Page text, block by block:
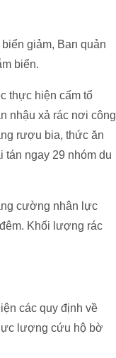
giảm, Ban quản
biển.
thực hiện cấm tổ
nhậu xả rác nơi công
rượu bia, thức ăn
tán ngay 29 nhóm du
cường nhân lực
Khối lượng rác
các quy định về
lượng cứu hộ bờ